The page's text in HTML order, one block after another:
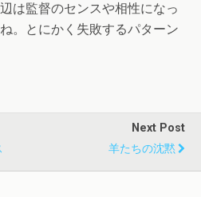
は監督のセンスや相性になっ
。とにかく失敗するパターン
Next Post
羊たちの沈黙